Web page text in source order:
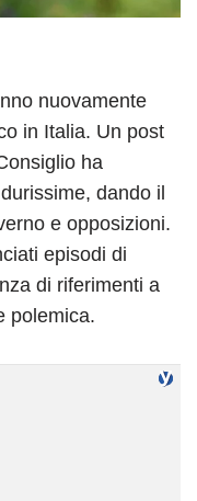
nuovamente
in Italia. Un post
ha
dando il
e opposizioni.
episodi di
di riferimenti a
polemica.